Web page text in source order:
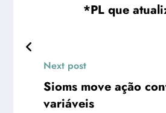
*PL que
Next post
Sioms move ação
variáveis